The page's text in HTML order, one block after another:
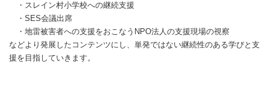
・スレイン村小学校への継続支援
・SES会議出席
・地雷被害者への支援をおこなうNPO法人の支援現場の視察
などより発展したコンテンツにし、単発ではない継続性のある学びと支
援を目指していきます。